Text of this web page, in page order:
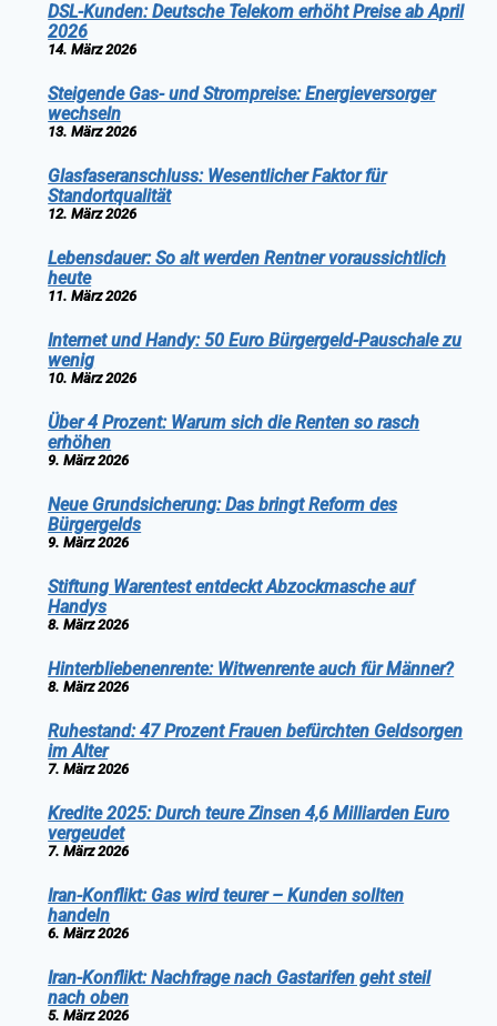
DSL-Kunden: Deutsche Telekom erhöht Preise ab April
2026
14. März 2026
Steigende Gas- und Strompreise: Energieversorger
wechseln
13. März 2026
Glasfaseranschluss: Wesentlicher Faktor für
Standortqualität
12. März 2026
Lebensdauer: So alt werden Rentner voraussichtlich
heute
11. März 2026
Internet und Handy: 50 Euro Bürgergeld-Pauschale zu
wenig
10. März 2026
Über 4 Prozent: Warum sich die Renten so rasch
erhöhen
9. März 2026
Neue Grundsicherung: Das bringt Reform des
Bürgergelds
9. März 2026
Stiftung Warentest entdeckt Abzockmasche auf
Handys
8. März 2026
Hinterbliebenenrente: Witwenrente auch für Männer?
8. März 2026
Ruhestand: 47 Prozent Frauen befürchten Geldsorgen
im Alter
7. März 2026
Kredite 2025: Durch teure Zinsen 4,6 Milliarden Euro
vergeudet
7. März 2026
Iran-Konflikt: Gas wird teurer – Kunden sollten
handeln
6. März 2026
Iran-Konflikt: Nachfrage nach Gastarifen geht steil
nach oben
5. März 2026